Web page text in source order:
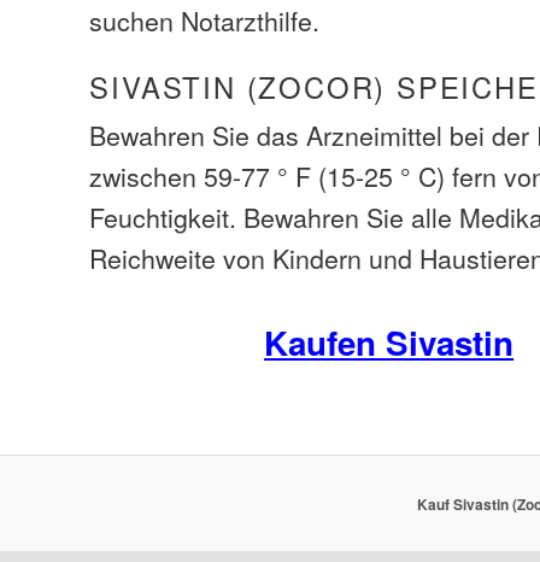
suchen Notarzthilfe.
SIVASTIN (ZOCOR)
Bewahren Sie das Arzneimittel bei
zwischen 59-77 ° F (15-25 ° C) fern
Feuchtigkeit. Bewahren Sie alle
Reichweite von Kindern und
Kaufen Sivastin
Kauf Sivastin